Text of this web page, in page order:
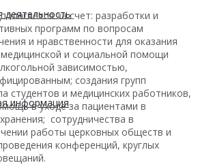
деятельность
информация
за счет: разработки и
программ по вопросам
и нравственности для оказания
и социальной помощи
зависимостью,
создания групп
студентов и медицинских работников,
в уходе за пациентами в
сотрудничества в
работы церковных обществ и
конференций, круглых